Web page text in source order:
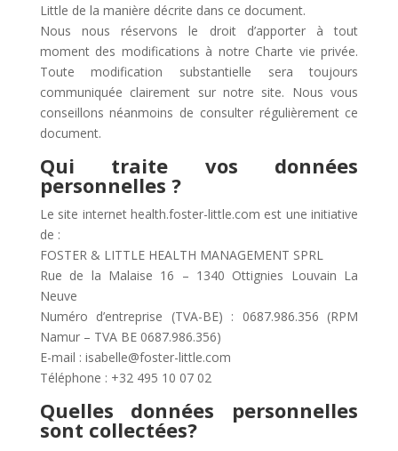
Little de la manière décrite dans ce document.
Nous nous réservons le droit d’apporter à tout
moment des modifications à notre Charte vie privée.
Toute modification substantielle sera toujours
communiquée clairement sur notre site. Nous vous
conseillons néanmoins de consulter régulièrement ce
document.
Qui traite vos données
personnelles ?
Le site internet health.foster-little.com est une initiative
de :
FOSTER & LITTLE HEALTH MANAGEMENT SPRL
Rue de la Malaise 16 – 1340 Ottignies Louvain La
Neuve
Numéro d’entreprise (TVA-BE) : 0687.986.356 (RPM
Namur – TVA BE 0687.986.356)
E-mail : isabelle@foster-little.com
Téléphone : +32 495 10 07 02
Quelles données personnelles
sont collectées?